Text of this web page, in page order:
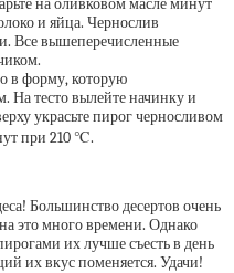
на оливковом масле минут
и яйца. Чернослив
Все вышеперечисленные
в форму, которую
На тесто вылейте начинку и
украсьте пирог черносливом
при 210 ℃.
Большинство десертов очень
это много времени. Однако
их лучше съесть в день
их вкус поменяется. Удачи!